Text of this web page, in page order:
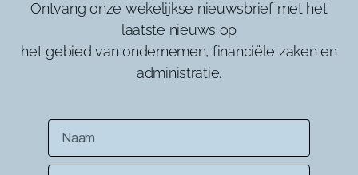
Ontvang onze wekelijkse nieuwsbrief met het
laatste nieuws op
het gebied van ondernemen, financiële zaken en
administratie.